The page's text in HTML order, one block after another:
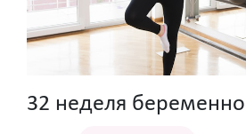
32 неделя